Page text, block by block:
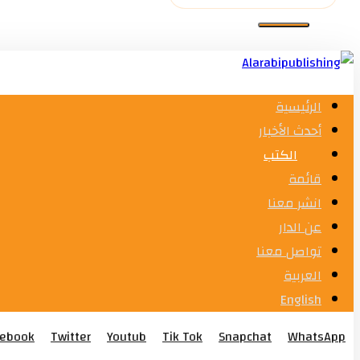
الرئيسية
أحدث الأخبار
الكتب
قائمة
انشر معنا
عن الدار
تواصل معنا
العربية
English
Twitter Youtub Tik Tok Snapchat
WhatsApp